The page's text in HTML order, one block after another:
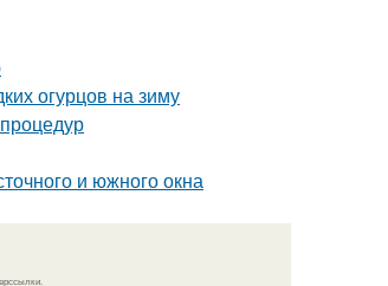
огурцов на зиму
и южного окна